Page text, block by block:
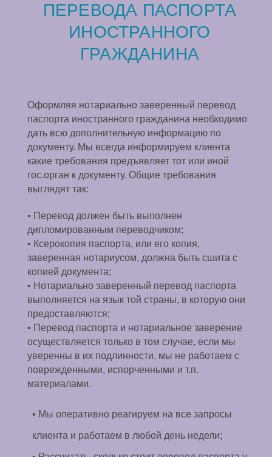
ПЕРЕВОДА ПАСПОРТА
ИНОСТРАННОГО
ГРАЖДАНИНА
Оформляя нотариально заверенный перевод
паспорта иностранного гражданина необходимо
дать всю дополнительную информацию по
документу. Мы всегда информируем клиента
какие требования предъявляет тот или иной
гос.орган к документу. Общие требования
выглядят так:
• Перевод должен быть выполнен
дипломированным переводчиком;
• Ксерокопия паспорта, или его копия,
заверенная нотариусом, должна быть сшита с
копией документа;
• Нотариально заверенный перевод паспорта
выполняется на язык той страны, в которую они
предоставляются;
• Перевод паспорта и нотариальное заверение
осуществляется только в том случае, если мы
уверенны в их подлинности, мы не работаем с
поврежденными, испорченными и т.п.
материалами.
• Мы оперативно реагируем на все запросы
клиента и работаем в любой день недели;